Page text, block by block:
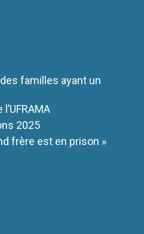
familles ayant un
2025
frère est en prison »